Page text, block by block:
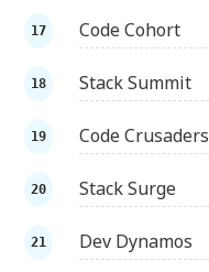
Code Cohort
Stack Summit
Code Crusaders
Stack Surge
Dev Dynamos